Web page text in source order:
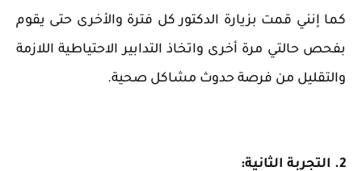
كما إنني قمت بزيارة الدكتور كل فترة والأخرى حتى يقوم
بفحص حالتي مرة أخرى واتخاذ التدابير الاحتياطية اللازمة
والتقليل من فرصة حدوث مشاكل صحية.
2. التجربة الثانية: